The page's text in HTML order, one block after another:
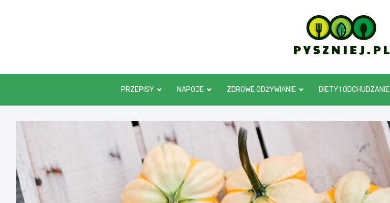
pyszniej.pl
PRZEPISY NAPOJE ZDROWE ODŻYWIANIE DIETY I ODCHUDZANIE